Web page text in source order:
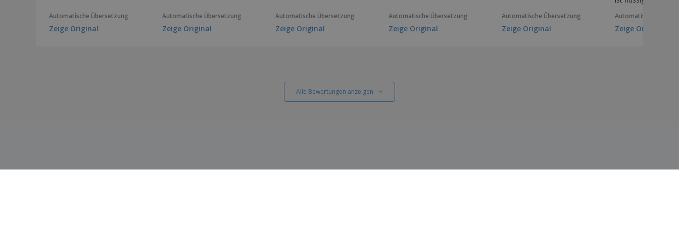
Federmappe Palermo
Federmappe Thurman
Geschenk-Box Wingard
Automatische Übersetzung
Zeige Original
Automatische Übersetzung
Zeige Original
Automatische Übersetzung
Zeige Original
Automatische Übersetzung
Zeige Original
Automatische Übersetzung
Zeige Original
Automatische
Zeige Original
Alle Bewertungen anzeigen